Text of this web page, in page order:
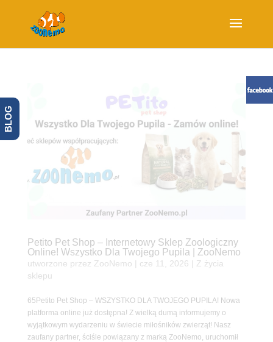
Petito Pet Shop – Internetowy Sklep Zoologiczny
Online! Wszystko Dla Twojego Pupila | ZooNemo
utworzone przez ZooNemo cze 11, 2026
Z życia
sklepu
65Petito Pet Shop – WSZYSTKO DLA TWOJEGO PUPILA! Nowa
platforma online już dostępna! Z wielką dumą informujemy o
wyjątkowym wydarzeniu w świecie miłośników zwierząt! Nasz
zaufany partner, ściśle powiązany z marką ZooNemo, uruchomił
BLOG